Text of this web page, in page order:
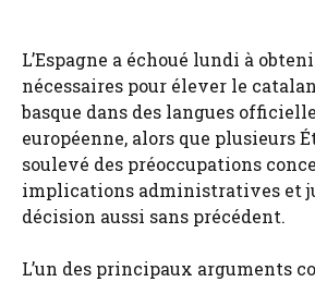
L’Espagne a échoué lundi à
nécessaires pour élever le
basque dans des langues
européenne, alors que plusieurs
soulevé des préoccupations
implications administratives et
décision aussi sans précédent.
L’un des principaux arguments